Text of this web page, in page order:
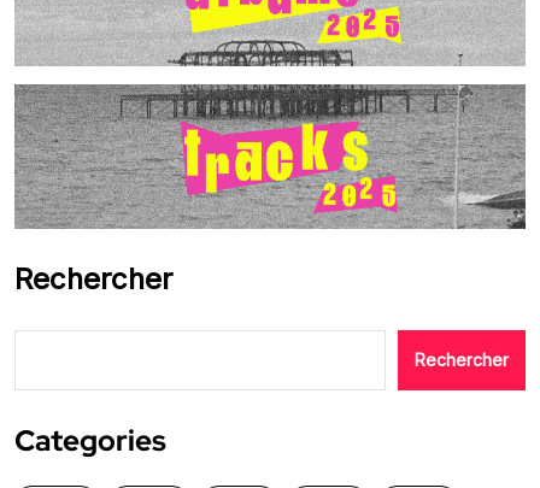
Rechercher
Rechercher
Categories